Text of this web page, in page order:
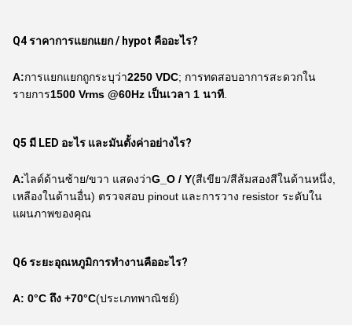
Q4 ราคาการแยกแยก / hypot คืออะไร?
A:การแยกแยกถูกระบุว่า2250 VDC; การทดสอบอาการสะดวกใน
รายการ1500 Vrms @60Hz เป็นเวลา 1 นาที
Q5 มี LED อะไร และมันตั้งค่าอย่างไร?
A:ไลด์ด้านซ้าย/ขวา แสดงว่าG_O / Y(สีเขียว/สีส้มสองสีในด้านหนึ่ง,
เหลืองในด้านอื่น) ตรวจสอบ pinout และการวาง resistor ระดับใน
แผนภาพของคุณ
Q6 ระยะอุณหภูมิการทํางานคืออะไร?
A: 0°C ถึง +70°C(ประเภทพาณิชย์)